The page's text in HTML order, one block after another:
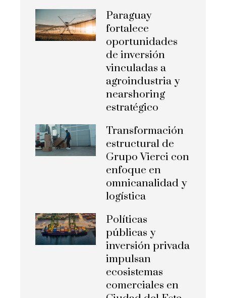
Paraguay
fortalece
oportunidades
de inversión
vinculadas a
agroindustria y
nearshoring
estratégico
Transformación
estructural de
Grupo Vierci con
enfoque en
omnicanalidad y
logística
Políticas
públicas y
inversión privada
impulsan
ecosistemas
comerciales en